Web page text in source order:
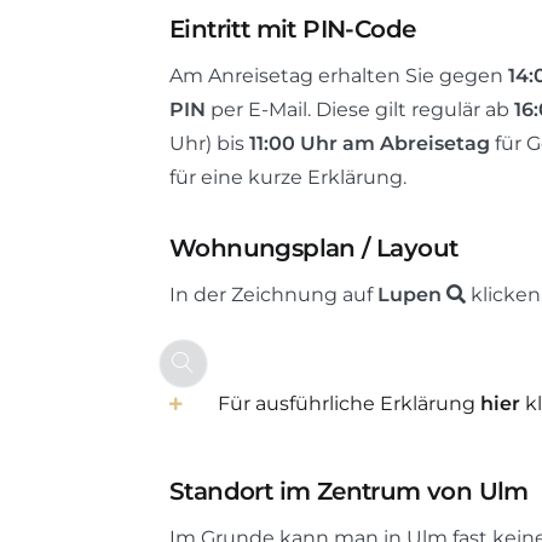
Wenn Sie beispielsweise als Anreisedatum
Abreisedatum (Check-Out-Datum) den
01.Januar ab 16:00 Uhr mit dem PIN-Code
bspw. am 02.Januar um 00:01 Uhr. Wenn
Einlass mit Hilfe unserer „Early-Check-In-
während Ihres gesamten Aufenthaltes bis
Hilfe unserer „Late-Check-Out-Option“
Sie am Abreisetag 02.Januar sogar bis
Wohnung reicht es, wenn Sie die
wir für Sie. Bei weiteren Fragen hilft unser
Eintritt mit PIN-Code
Am Anreisetag erhalten Sie gegen
PIN per E-Mail. Diese gilt regulär ab
Uhr) bis 11:00 Uhr am Abreisetag für
für eine kurze Erklärung.
Wohnungsplan / Layout
In der Zeichnung auf Lupen
Für ausführliche Erklärung hier
Sie gelangen über das Treppenhaus in das
die einzige Wohnungstür (siehe Pfeil). Sie
Standort im Zentrum von Ulm